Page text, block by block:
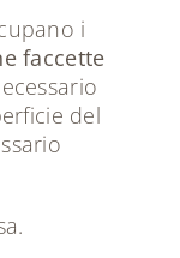
i
faccette
del